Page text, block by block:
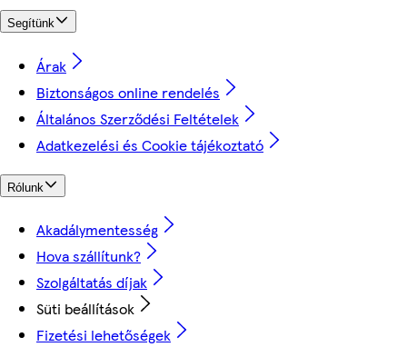
Segítünk
Árak
Biztonságos online rendelés
Általános Szerződési Feltételek
Adatkezelési és Cookie tájékoztató
Rólunk
Akadálymentesség
Hova szállítunk?
Szolgáltatás díjak
Süti beállítások
Fizetési lehetőségek